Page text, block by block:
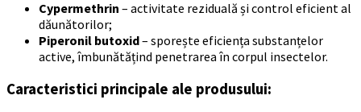
Cypermethrin – activitate reziduală și control eficient al
dăunătorilor;
Piperonil butoxid– sporește eficiența substanțelor
active, îmbunătățind penetrarea în corpul insectelor.
Caracteristici principale ale produsului: